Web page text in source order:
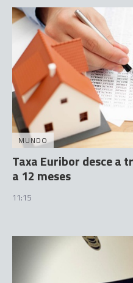
MUNDO
Taxa Euribor desce a
a 12 meses
11:15